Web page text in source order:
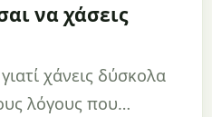
να χάσεις
χάνεις δύσκολα
λόγους που